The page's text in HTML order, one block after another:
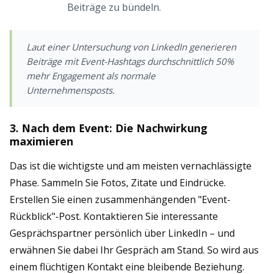
Beiträge zu bündeln.
Laut einer Untersuchung von LinkedIngenerieren
Beiträge mit Event-Hashtags durchschnittlich 50%
mehr Engagement als normale
Unternehmensposts.
3. Nach dem Event: Die Nachwirkung
maximieren
Das ist die wichtigste und am meisten vernachlässigte
Phase. Sammeln Sie Fotos, Zitate und Eindrücke.
Erstellen Sie einen zusammenhängenden "Event-
Rückblick"-Post. Kontaktieren Sie interessante
Gesprächspartner persönlich über LinkedIn – und
erwähnen Sie dabei Ihr Gespräch am Stand. So wird aus
einem flüchtigen Kontakt eine bleibende Beziehung.